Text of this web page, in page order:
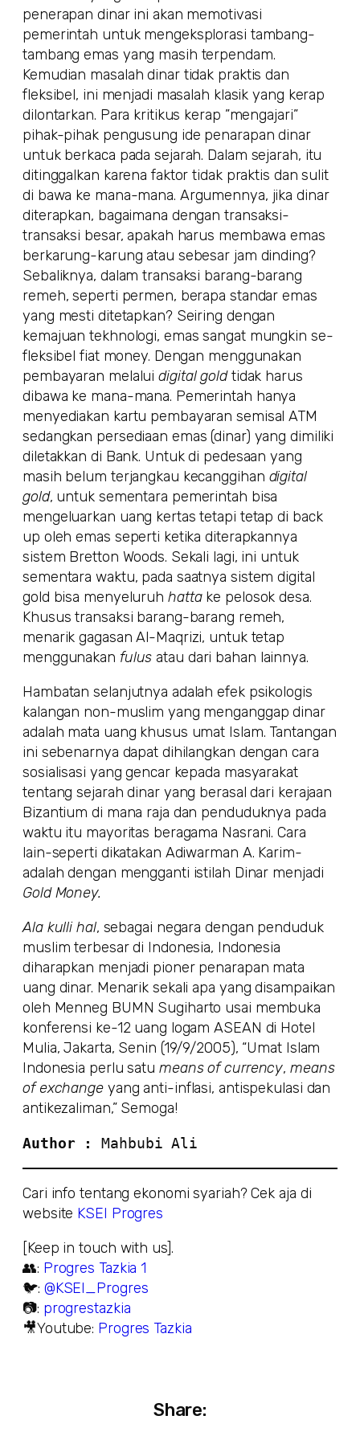
penerapan dinar ini akan memotivasi
pemerintah untuk mengeksplorasi tambang-
tambang emas yang masih terpendam.
Kemudian masalah dinar tidak praktis dan
fleksibel, ini menjadi masalah klasik yang kerap
dilontarkan. Para kritikus kerap ”mengajari”
pihak-pihak pengusung ide penarapan dinar
untuk berkaca pada sejarah. Dalam sejarah, itu
ditinggalkan karena faktor tidak praktis dan sulit
di bawa ke mana-mana. Argumennya, jika dinar
diterapkan, bagaimana dengan transaksi-
transaksi besar, apakah harus membawa emas
berkarung-karung atau sebesar jam dinding?
Sebaliknya, dalam transaksi barang-barang
remeh, seperti permen, berapa standar emas
yang mesti ditetapkan? Seiring dengan
kemajuan tekhnologi, emas sangat mungkin se-
fleksibel fiat money. Dengan menggunakan
pembayaran melaluidigital goldtidak harus
dibawa ke mana-mana. Pemerintah hanya
menyediakan kartu pembayaran semisal ATM
sedangkan persediaan emas (dinar) yang dimiliki
diletakkan di Bank. Untuk di pedesaan yang
masih belum terjangkau kecanggihan digital
gold, untuk sementara pemerintah bisa
mengeluarkan uang kertas tetapi tetap di back
up oleh emas seperti ketika diterapkannya
sistem Bretton Woods. Sekali lagi, ini untuk
sementara waktu, pada saatnya sistem digital
gold bisa menyeluruh hattake pelosok desa.
Khusus transaksi barang-barang remeh,
menarik gagasan Al-Maqrizi, untuk tetap
menggunakan fulus atau dari bahan lainnya.
Hambatan selanjutnya adalah efek psikologis
kalangan non-muslim yang menganggap dinar
adalah mata uang khusus umat Islam. Tantangan
ini sebenarnya dapat dihilangkan dengan cara
sosialisasi yang gencar kepada masyarakat
tentang sejarah dinar yang berasal dari kerajaan
Bizantium di mana raja dan penduduknya pada
waktu itu mayoritas beragama Nasrani. Cara
lain-seperti dikatakan Adiwarman A. Karim-
adalah dengan mengganti istilah Dinar menjadi
Gold Money.
Ala kulli hal, sebagai negara dengan penduduk
muslim terbesar di Indonesia, Indonesia
diharapkan menjadi pioner penarapan mata
uang dinar. Menarik sekali apa yang disampaikan
oleh Menneg BUMN Sugiharto usai membuka
konferensi ke-12 uang logam ASEAN di Hotel
Mulia, Jakarta, Senin (19/9/2005), “Umat Islam
Indonesia perlu satu means of currency,means
of exchangeyang anti-inflasi, antispekulasi dan
antikezaliman,” Semoga!
Author : Mahbubi Ali
Cari info tentang ekonomi syariah? Cek aja di
website KSEI Progres
[Keep in touch with us].
👥: Progres Tazkia 1
🐦: @KSEI_Progres
📷: progrestazkia
🎥Youtube: Progres Tazkia
Share: